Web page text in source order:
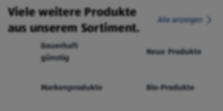
Viele weitere Produkte
aus unserem Sortiment.
Alle anzeigen
Dauerhaft
günstig
Neue Produkte
Markenprodukte Bio-Produkte